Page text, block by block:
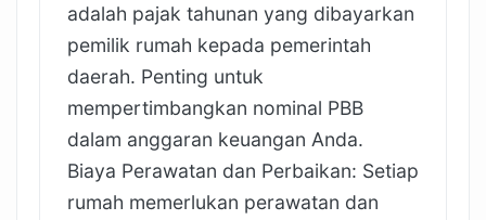
adalah pajak tahunan yang dibayarkan
pemilik rumah kepada pemerintah
daerah. Penting untuk
mempertimbangkan nominal PBB
dalam anggaran keuangan Anda.
Biaya Perawatan dan Perbaikan: Setiap
rumah memerlukan perawatan dan